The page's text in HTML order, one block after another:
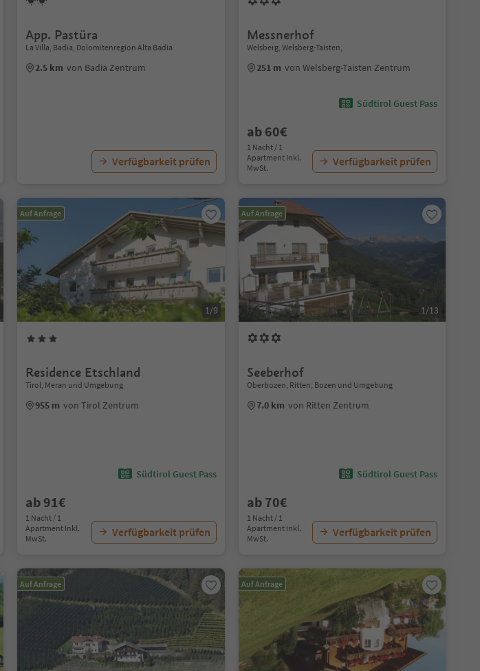
App. Pastüra
La Villa, Badia, Dolomitenregion Alta Badia
2.5 km von Badia Zentrum
Verfügbarkeit prüfen
Messnerhof
Welsberg, Welsberg-Taisten,
251 m von Welsberg-Taisten Zentrum
Südtirol Guest Pass
ab 60€
1 Nacht / 1
Apartment Inkl.
MwSt.
Verfügbarkeit prüfen
Auf Anfrage
1/9
Residence Etschland
Tirol, Meran und Umgebung
955 m von Tirol Zentrum
Südtirol Guest Pass
ab 91€
1 Nacht / 1
Apartment Inkl.
MwSt.
Verfügbarkeit prüfen
Auf Anfrage
1/13
Seeberhof
Oberbozen, Ritten, Bozen und Umgebung
7.0 km von Ritten Zentrum
Südtirol Guest Pass
ab 70€
1 Nacht / 1
Apartment Inkl.
MwSt.
Verfügbarkeit prüfen
Auf Anfrage Auf Anfrage